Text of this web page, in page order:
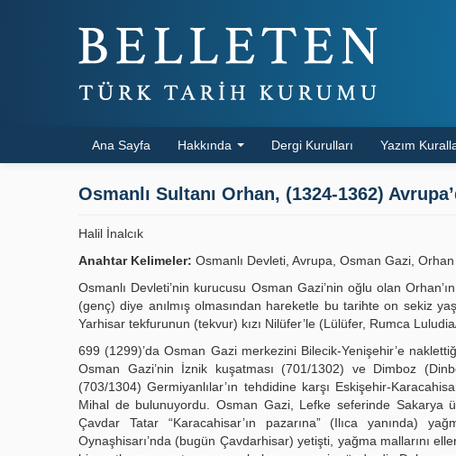
Ana Sayfa Hakkında Dergi Kurulları Yazım
Osmanlı Sultanı Orhan, (1324-1362)
Halil İnalcık
Anahtar Kelimeler: Osmanlı Devleti, Avrupa, Osman Gazi,
Osmanlı Devleti’nin kurucusu Osman Gazi’nin oğlu olan
(genç) diye anılmış olmasından hareketle bu tarihte on sekiz
Yarhisar tekfurunun (tekvur) kızı Nilüfer’le (Lülüfer, Rumca
699 (1299)’da Osman Gazi merkezini Bilecik-Yenişehir’e
Osman Gazi’nin İznik kuşatması (701/1302) ve Dimboz
(703/1304) Germiyanlılar’ın tehdidine karşı Eskişehir-
Mihal de bulunuyordu. Osman Gazi, Lefke seferinde Sakarya
Çavdar Tatar “Karacahisar’ın pazarına” (Ilıca yanında)
Oynaşhisarı’nda (bugün Çavdarhisar) yetişti, yağma mallarını